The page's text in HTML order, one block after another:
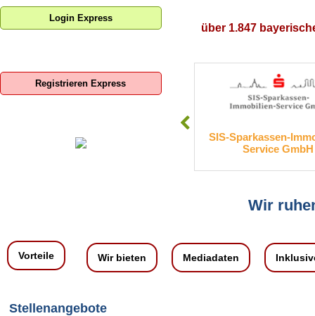
über 1.847
Deutschland GmbH
SIS-Sparkassen-Immobilien-
Service GmbH
Wir
Login Express
Registrieren Express
Vorteile Wir bieten Mediadaten
Stellenangebote